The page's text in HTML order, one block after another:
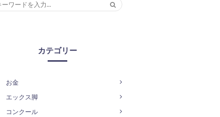
カテゴリー
お金
エックス脚
コンクール